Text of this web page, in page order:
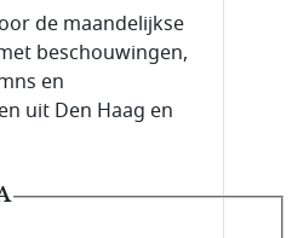
de abonnee.
de maandelijkse
beschouwingen,
en
uit Den Haag en